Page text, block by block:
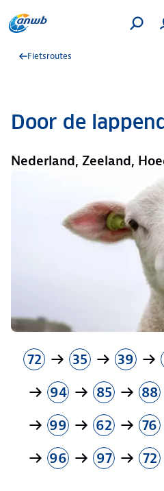
Fietsroutes
Door de
Nederland, Zeeland,
72 35 39
94
85 88
99
62 76
96
97 72